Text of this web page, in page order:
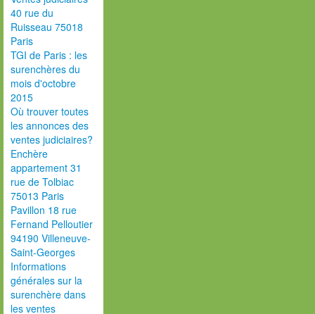
40 rue du
Ruisseau 75018
Paris
TGI de Paris : les
surenchères du
mois d'octobre
2015
Où trouver toutes
les annonces des
ventes judiciaires?
Enchère
appartement 31
rue de Tolbiac
75013 Paris
Pavillon 18 rue
Fernand Pelloutier
94190 Villeneuve-
Saint-Georges
Informations
générales sur la
surenchère dans
les ventes